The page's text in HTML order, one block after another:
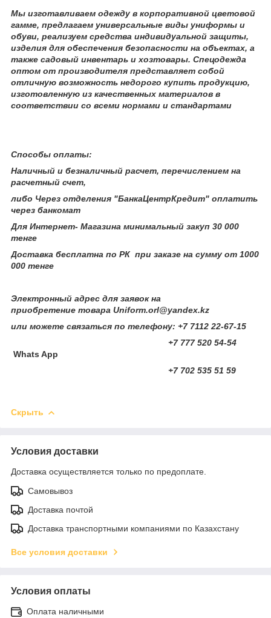
Мы изготавливаем одежду в корпоративной цветовой
гамме, предлагаем универсальные виды униформы и
обуви, реализуем средства индивидуальной защиты,
изделия для обеспечения безопасности на объектах, а
также садовый инвентарь и хозтовары. Спецодежда
оптом от производителя представляет собой
отличную возможность недорого купить продукцию,
изготовленную из качественных материалов в
соответствии со всеми нормами и стандартами
Способы оплаты:
Наличный и безналичный расчет, перечислением на
расчетный счет,
либо Через отделения "БанкаЦентрКредит" оплатить
через банкомат
Для Интернет- Магазина минимальный закуп 30 000
тенге
Доставка бесплатна по РК при заказе на сумму от 1000
000 тенге
Электронный адрес для заявок на
приобретение товара Uniform.orl@yandex.kz
или можете связаться по телефону: +7 7112 22-67-15
+7 777 520 54-54
Whats App​
+7 702 535 51 59
Скрыть
Условия доставки
Доставка осуществляется только по предоплате.
Самовывоз
Доставка почтой
Доставка транспортными компаниями по Казахстану
Все условия доставки
Условия оплаты
Оплата наличными